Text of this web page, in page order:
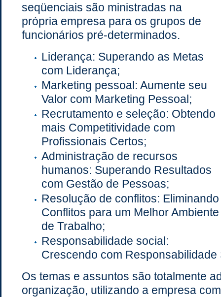
seqüenciais são ministradas na
própria empresa para os grupos de
funcionários pré-determinados.
Liderança: Superando as Metas
com Liderança;
Marketing pessoal: Aumente seu
Valor com Marketing Pessoal;
Recrutamento e seleção: Obtendo
mais Competitividade com
Profissionais Certos;
Administração de recursos
humanos: Superando Resultados
com Gestão de Pessoas;
Resolução de conflitos: Eliminando
Conflitos para um Melhor Ambiente
de Trabalho;
Responsabilidade social:
Crescendo com Responsabilidade
Os temas e assuntos são totalmente
organização, utilizando a empresa